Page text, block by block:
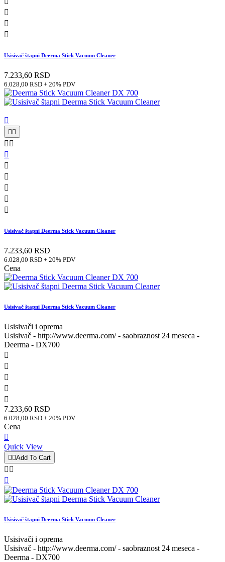



Usisivač štapni Deerma Stick Vacuum Cleaner
7.233,60 RSD
6.028,00 RSD + 20% PDV

 
 






Usisivač štapni Deerma Stick Vacuum Cleaner
7.233,60 RSD
6.028,00 RSD + 20% PDV
Cena
Usisivač štapni Deerma Stick Vacuum Cleaner
Usisivači i oprema
Usisivač - http://www.deerma.com/ - saobraznost 24 meseca -
Deerma - DX700





7.233,60 RSD
6.028,00 RSD + 20% PDV
Cena

Quick View
 Add To Cart
 

Usisivač štapni Deerma Stick Vacuum Cleaner
Usisivači i oprema
Usisivač - http://www.deerma.com/ - saobraznost 24 meseca -
Deerma - DX700